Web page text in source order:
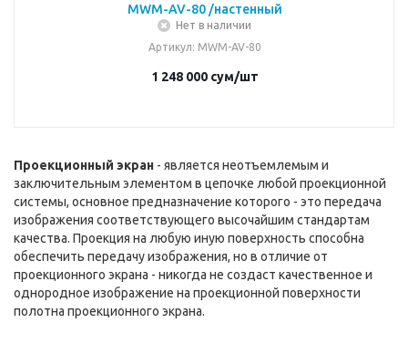
MWM-AV-80 /настенный
Нет в наличии
Артикул: MWM-AV-80
1 248 000сум/шт
Проекционный экран - является неотъемлемым и
заключительным элементом в цепочке любой проекционной
системы, основное предназначение которого - это передача
изображения соответствующего высочайшим стандартам
качества. Проекция на любую иную поверхность способна
обеспечить передачу изображения, но в отличие от
проекционного экрана - никогда не создаст качественное и
однородное изображение на проекционной поверхности
полотна проекционного экрана.